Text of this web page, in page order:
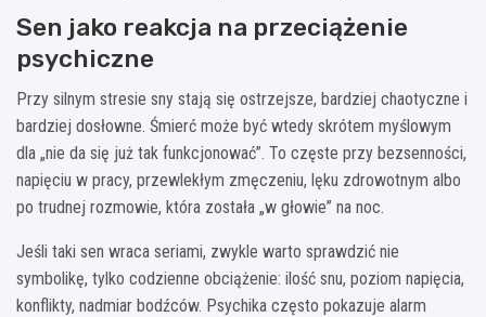
Sen jako reakcja na przeciążenie
psychiczne
Przy silnym stresie sny stają się ostrzejsze, bardziej chaotyczne i
bardziej dosłowne. Śmierć może być wtedy skrótem myślowym
dla „nie da się już tak funkcjonować”. To częste przy bezsenności,
napięciu w pracy, przewlekłym zmęczeniu, lęku zdrowotnym albo
po trudnej rozmowie, która została „w głowie” na noc.
Jeśli taki sen wraca seriami, zwykle warto sprawdzić nie
symbolikę, tylko codzienne obciążenie: ilość snu, poziom napięcia,
konflikty, nadmiar bodźców. Psychika często pokazuje alarm